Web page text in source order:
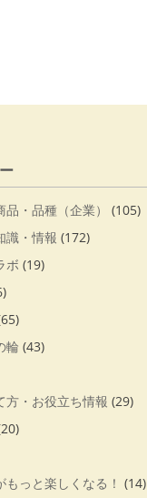
・品種（企業）
(105)
識・情報 (172)
ボ (19)
輪 (43)
方・お役立ち情報 (29)
もっと楽しくなる！ (14)